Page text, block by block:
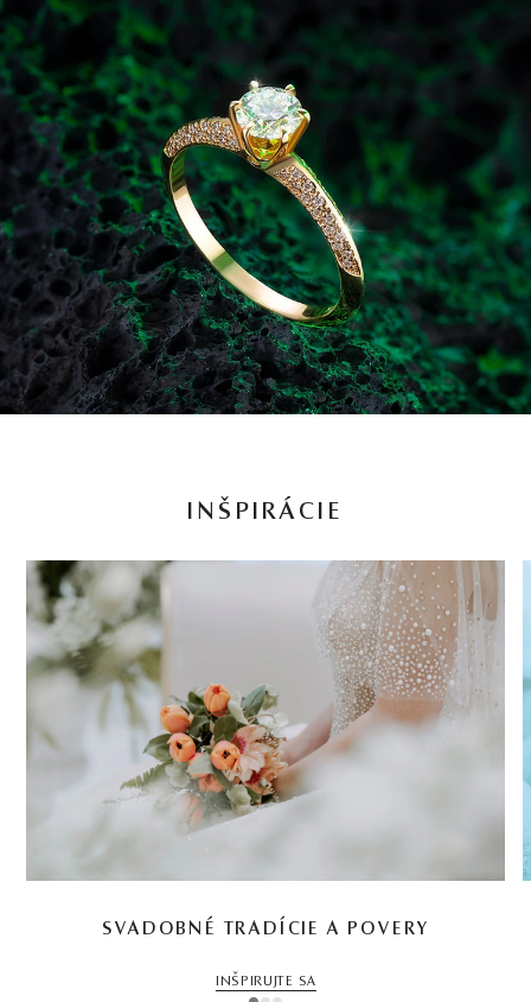
INŠPIRÁCIE
SVADOBNÉ TRADÍCIE A POVERY
INŠPIRUJTE SA